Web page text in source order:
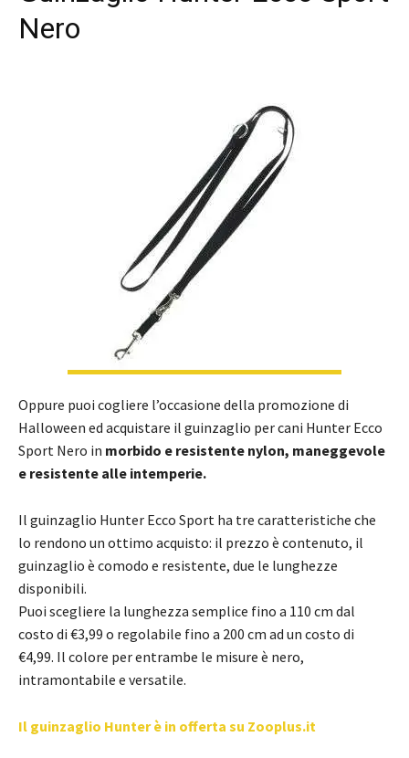
Nero
Oppure puoi cogliere l’occasione della promozione di
Halloween ed acquistare il guinzaglio per cani Hunter Ecco
Sport Nero in morbido e resistente nylon, maneggevole
e resistente alle intemperie.
Il guinzaglio Hunter Ecco Sport ha tre caratteristiche che
lo rendono un ottimo acquisto: il prezzo è contenuto, il
guinzaglio è comodo e resistente, due le lunghezze
disponibili.
Puoi scegliere la lunghezza semplice fino a 110 cm dal
costo di €3,99 o regolabile fino a 200 cm ad un costo di
€4,99. Il colore per entrambe le misure è nero,
intramontabile e versatile.
Il guinzaglio Hunter è in offerta su Zooplus.it